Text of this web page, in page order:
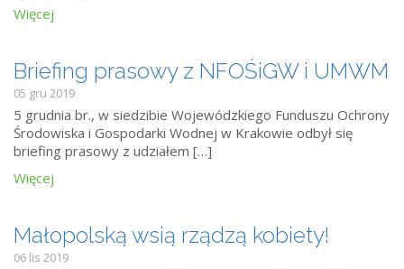
Więcej
Briefing prasowy z NFOŚiGW i UMWM
05 gru 2019
5 grudnia br., w siedzibie Wojewódzkiego Funduszu Ochrony
Środowiska i Gospodarki Wodnej w Krakowie odbył się
briefing prasowy z udziałem […]
Więcej
Małopolską wsią rządzą kobiety!
06 lis 2019